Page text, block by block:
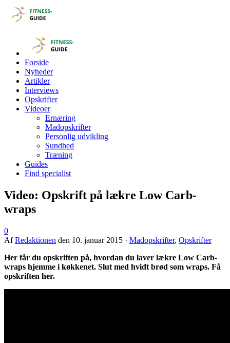
Forside
Nyheder
Artikler
Interviews
Opskrifter
Videoer
Ernæring
Madopskrifter
Personlig udvikling
Sundhed
Træning
Guides
Find specialist
Video: Opskrift på lækre Low Carb-
wraps
0
AfRedaktionen den 10. januar 2015 · Madopskrifter, Opskrifter
Her får du opskriften på, hvordan du laver lækre Low Carb-
wraps hjemme i køkkenet. Slut med hvidt brød som wraps. Få
opskriften her.